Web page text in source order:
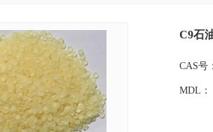
C9石
CAS号
MDL：